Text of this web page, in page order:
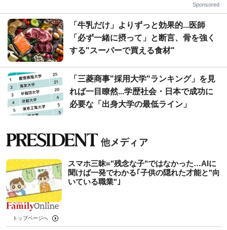
Sponsored
「牛乳だけ」よりずっと効果的...医師
「必ず一緒に摂って」と断言、骨を強く
する"スーパーで買える食材"
「三菱商事"採用大学"ランキング」を見
れば一目瞭然...学歴社会・日本で成功に
必要な「出身大学の最低ライン」
スマホ三昧="残念な子"ではなかった…AIに
聞けば一発でわかる｢子供の隠れた才能と"向
いている職業"｣
トップページへ